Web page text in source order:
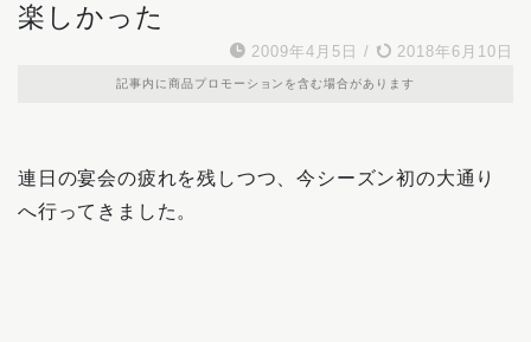
楽しかった
2009年4月5日 / 2018年6月10日
記事内に商品プロモーションを含む場合があります
連日の宴会の疲れを残しつつ、今シーズン初の大通り
へ行ってきました。